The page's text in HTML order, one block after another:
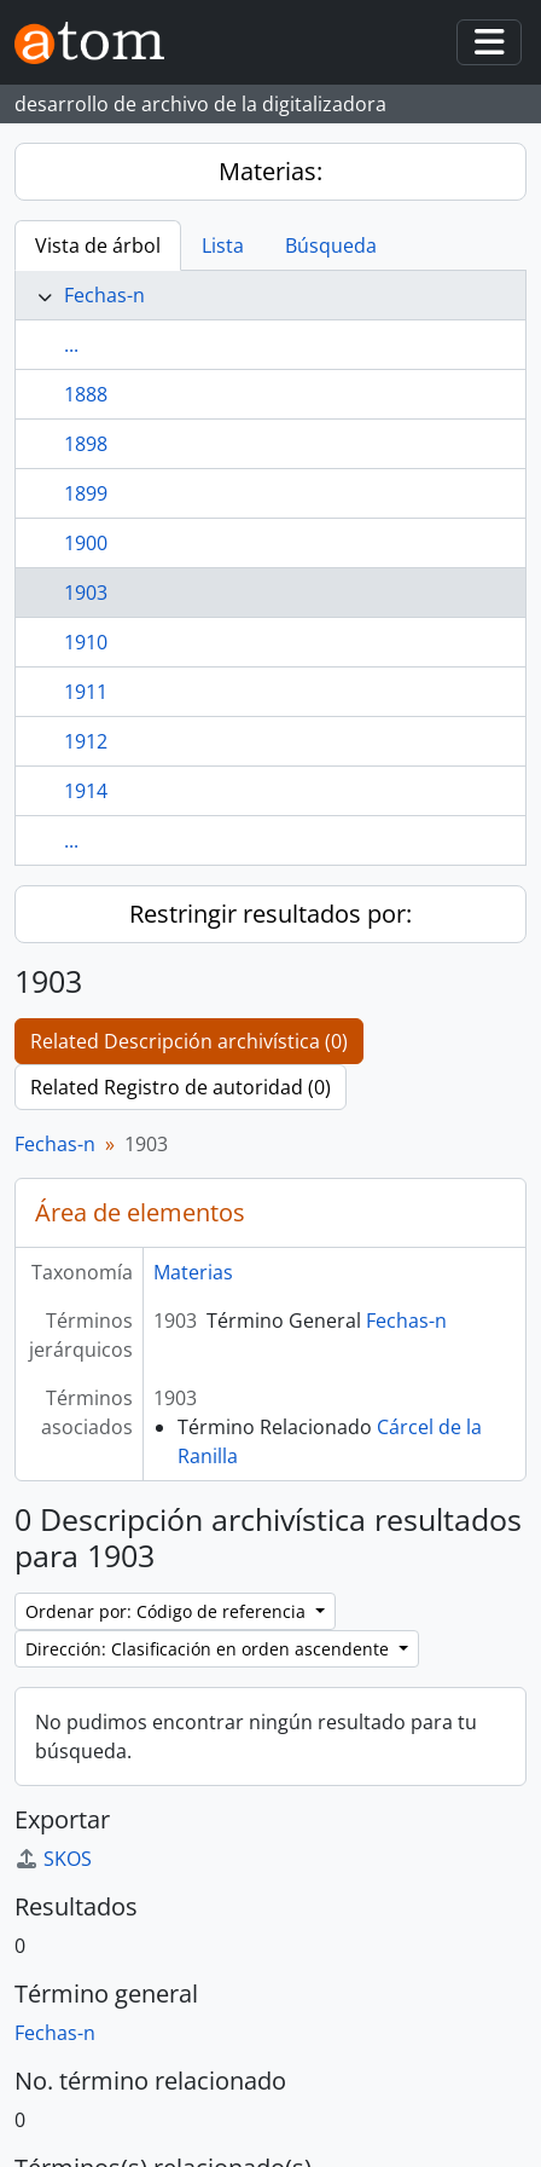
Skip to main content
desarrollo de archivo de la digitalizadora
Materias:
Vista de árbol Lista
Búsqueda
Fechas-n
...
1888
1898
1899
1900
1903
1910
1911
1912
1914
...
Restringir resultados por:
1903
Related Descripción archivística (0)
Related Registro de autoridad (0)
Fechas-n 1903
Área de elementos
Taxonomía
Materias
Términos
jerárquicos
1903 Término General Fechas-n
Términos
asociados
1903
Término Relacionado Cárcel de la
Ranilla
0 Descripción archivística resultados
para 1903
Ordenar por: Código de referencia
Dirección: Clasificación en orden ascendente
No pudimos encontrar ningún resultado para tu
búsqueda.
Exportar
SKOS
Resultados
0
Término general
Fechas-n
No. término relacionado
0